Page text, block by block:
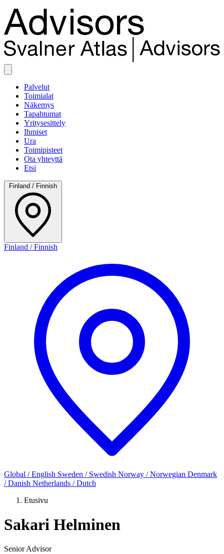
Palvelut
Toimialat
Näkemys
Tapahtumat
Yritysesittely
Ihmiset
Ura
Toimipisteet
Ota yhteyttä
Etsi
Finland / Finnish
Finland / Finnish
Global / English Sweden / Swedish Norway / Norwegian Denmark
/ Danish Netherlands / Dutch
Etusivu
Sakari Helminen
Senior Advisor